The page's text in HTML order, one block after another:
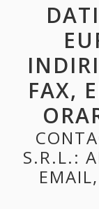
FAX,
S.R.L.: